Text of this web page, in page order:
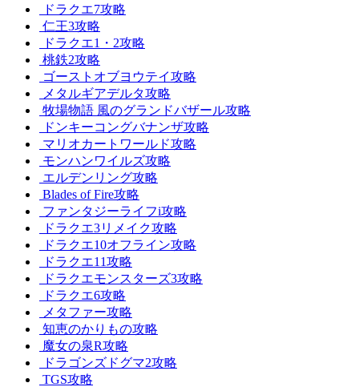
ドラクエ7攻略
仁王3攻略
ドラクエ1・2攻略
桃鉄2攻略
ゴーストオブヨウテイ攻略
メタルギアデルタ攻略
牧場物語 風のグランドバザール攻略
ドンキーコングバナンザ攻略
マリオカートワールド攻略
モンハンワイルズ攻略
エルデンリング攻略
Blades of Fire攻略
ファンタジーライフi攻略
ドラクエ3リメイク攻略
ドラクエ10オフライン攻略
ドラクエ11攻略
ドラクエモンスターズ3攻略
ドラクエ6攻略
メタファー攻略
知恵のかりもの攻略
魔女の泉R攻略
ドラゴンズドグマ2攻略
TGS攻略